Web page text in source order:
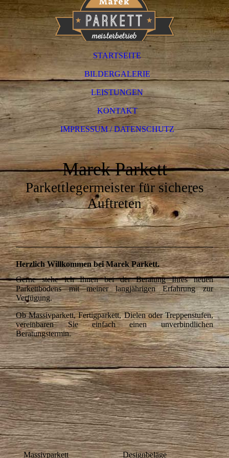
STARTSEITE
BILDERGALERIE
LEISTUNGEN
KONTAKT
IMPRESSUM / DATENSCHUTZ
Marek Parkett
Parkettlegermeister für sicheres
Auftreten
Herzlich Willkommen beiMarek Parkett.
Gerne stehe ich Ihnen bei der Beratung Ihres neuen
Parkettbodens mit meiner langjährigen Erfahrung zur
Verfügung.
Ob Massivparkett, Fertigparkett, Dielen oder Treppenstufen,
vereinbaren Sie einfach einen unverbindlichen
Beratungstermin.
Massivparkett Designbeläge